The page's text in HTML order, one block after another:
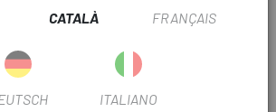
professionals, pensat per a cada
estat desenvolupat i perfeccionat en
el Lotto Cycling Team , equip
CATALÀ FRANÇAIS
ITALIANO